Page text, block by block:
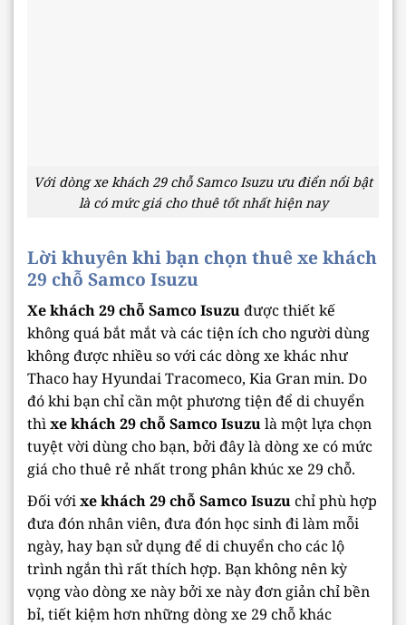
Với dòng xe khách 29 chỗ Samco Isuzu ưu điển nổi bật
là có mức giá cho thuê tốt nhất hiện nay
Lời khuyên khi bạn chọn thuê xe khách
29 chỗ Samco Isuzu
Xe khách 29 chỗ Samco Isuzuđược thiết kế
không quá bắt mắt và các tiện ích cho người dùng
không được nhiều so với các dòng xe khác như
Thaco hay Hyundai Tracomeco, Kia Gran min. Do
đó khi bạn chỉ cần một phương tiện để di chuyển
thìxe khách 29 chỗ Samco Isuzulà một lựa chọn
tuyệt vời dùng cho bạn, bởi đây là dòng xe có mức
giá cho thuê rẻ nhất trong phân khúc xe 29 chỗ.
Đối vớixe khách 29 chỗ Samco Isuzuchỉ phù hợp
đưa đón nhân viên, đưa đón học sinh đi làm mỗi
ngày, hay bạn sử dụng để di chuyển cho các lộ
trình ngắn thì rất thích hợp. Bạn không nên kỳ
vọng vào dòng xe này bởi xe này đơn giản chỉ bền
bỉ, tiết kiệm hơn những dòng xe 29 chỗ khác